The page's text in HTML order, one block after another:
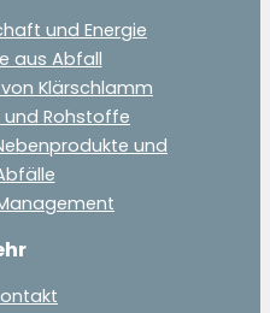
und Energie
aus Abfall
Klärschlamm
und Rohstoffe
und